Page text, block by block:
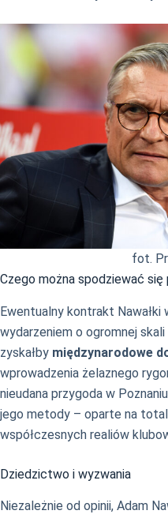
fot.
Czego można spodziewać
Ewentualny kontrakt Nawałki
wydarzeniem o ogromnej
zyskałby międzynarodowe
wprowadzenia żelaznego
nieudana przygoda w
jego metody – oparte na
współczesnych realiów
Dziedzictwo i wyzwania
Niezależnie od opinii, Adam